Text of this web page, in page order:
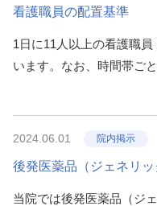
看護職員の配置基準
1日に11人以上の看護職
います。なお、時間帯ごと
後発医薬品（ジェネリ
2024.06.01 院内掲示
当院では後発医薬品（ジ